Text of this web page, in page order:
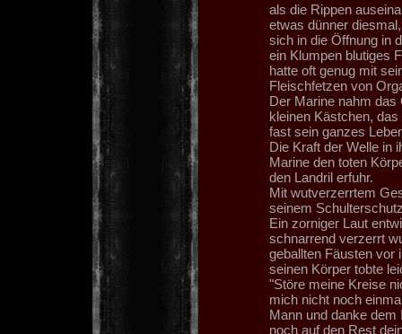
als die Rippen
etwas dünner
sich in die Öffnung in
ein Klumpen blutiges
hatte oft genug mit
Fleischfetzen von
Der Marine nahm
kleinen Kästchen,
fast sein ganzes
Die Kraft der Welle in
Marine den toten
den Landril erfuhr.
Mit wutverzerrtem
seinem
Ein zorniger Laut
schnarrend verzerrt
geballten Fäusten vor
seinen Körper tobte
"Störe meine Kreise
mich nicht noch
Mann und danke
noch auf den Rest